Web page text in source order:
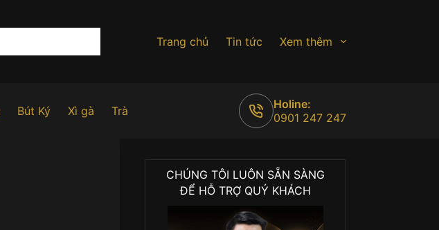
Trang chủ Tin tức Xem thêm
Bút Ký Xì gà Trà
Holine:
0901 247 247
CHÚNG TÔI LUÔN SẴN SÀNG
ĐỂ HỖ TRỢ QUÝ KHÁCH